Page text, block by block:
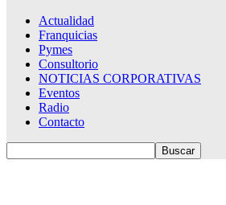
Actualidad
Franquicias
Pymes
Consultorio
NOTICIAS CORPORATIVAS
Eventos
Radio
Contacto